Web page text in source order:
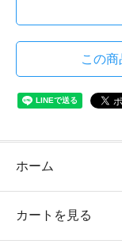
この
ホーム
カートを見る